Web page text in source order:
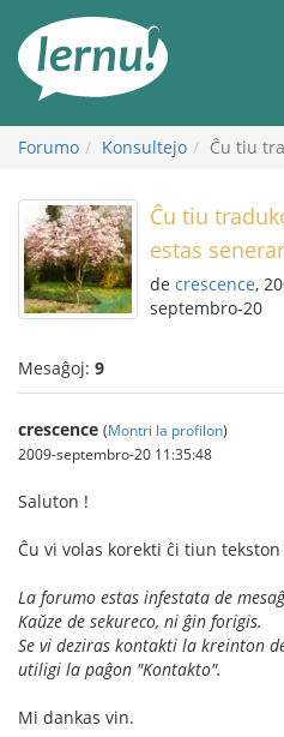
enhavo
Forumo Konsultejo Ĉu tiu
Ĉu tiu
estas
de crescence,
septembro-20
Mesaĝoj: 9
crescence (Montri la profilon)
2009-septembro-20 11:35:48
Saluton !
Ĉu vi volas korekti ĉi tiun tekston
La forumo estas infestata de
Kaŭze de sekureco, ni ĝin forigis.
Se vi deziras kontakti la kreinton
utiligi la paĝon "Kontakto".
Mi dankas vin.